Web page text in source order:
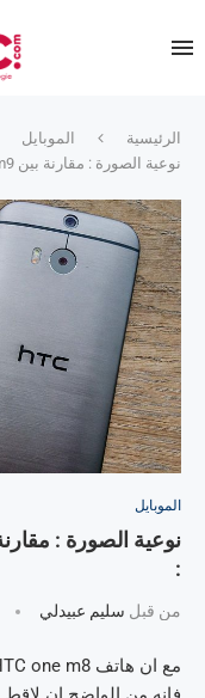
الرئيسية
الموبايل
نوعية الصورة : مقارنة بين HTC one m9 و HTC one m8 :
الموبايل
:
من قبل سليم عبيدلي